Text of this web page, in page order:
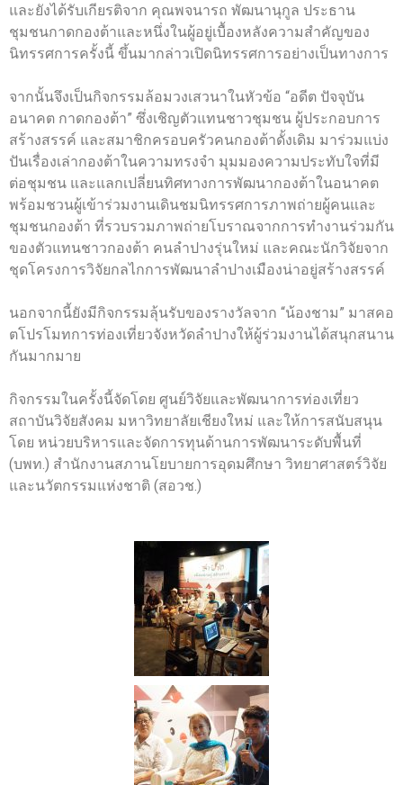
และยังได้รับเกียรติจาก คุณพจนารถ พัฒนานุกูล ประธาน
ชุมชนกาดกองต้าและหนึ่งในผู้อยู่เบื้องหลังความสำคัญของ
นิทรรศการครั้งนี้ ขึ้นมากล่าวเปิดนิทรรศการอย่างเป็นทางการ
จากนั้นจึงเป็นกิจกรรมล้อมวงเสวนาในหัวข้อ “อดีต ปัจจุบัน
อนาคต กาดกองต้า” ซึ่งเชิญตัวแทนชาวชุมชน ผู้ประกอบการ
สร้างสรรค์ และสมาชิกครอบครัวคนกองต้าดั้งเดิม มาร่วมแบ่ง
ปันเรื่องเล่ากองต้าในความทรงจำ มุมมองความประทับใจที่มี
ต่อชุมชน และแลกเปลี่ยนทิศทางการพัฒนากองต้าในอนาคต
พร้อมชวนผู้เข้าร่วมงานเดินชมนิทรรศการภาพถ่ายผู้คนและ
ชุมชนกองต้า ที่รวบรวมภาพถ่ายโบราณจากการทำงานร่วมกัน
ของตัวแทนชาวกองต้า คนลำปางรุ่นใหม่ และคณะนักวิจัยจาก
ชุดโครงการวิจัยกลไกการพัฒนาลำปางเมืองน่าอยู่สร้างสรรค์
นอกจากนี้ยังมีกิจกรรมลุ้นรับของรางวัลจาก “น้องชาม” มาสคอ
ตโปรโมทการท่องเที่ยวจังหวัดลำปางให้ผู้ร่วมงานได้สนุกสนาน
กันมากมาย
กิจกรรมในครั้งนี้จัดโดย ศูนย์วิจัยและพัฒนาการท่องเที่ยว
สถาบันวิจัยสังคม มหาวิทยาลัยเชียงใหม่ และให้การสนับสนุน
โดย หน่วยบริหารและจัดการทุนด้านการพัฒนาระดับพื้นที่
(บพท.) สำนักงานสภานโยบายการอุดมศึกษา วิทยาศาสตร์วิจัย
และนวัตกรรมแห่งชาติ (สอวช.)